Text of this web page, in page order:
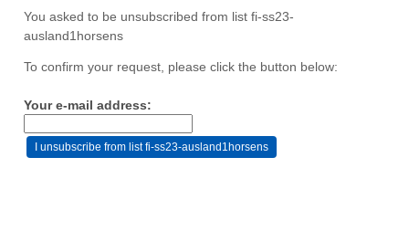
You asked to be unsubscribed from list fi-ss23-
ausland1horsens
To confirm your request, please click the button below:
Your e-mail address: